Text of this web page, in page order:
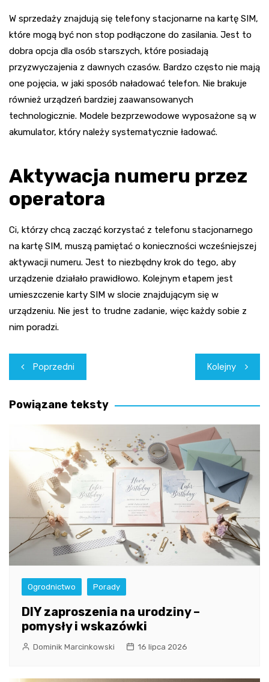
W sprzedaży znajdują się telefony stacjonarne na kartę SIM,
które mogą być non stop podłączone do zasilania. Jest to
dobra opcja dla osób starszych, które posiadają
przyzwyczajenia z dawnych czasów. Bardzo często nie mają
one pojęcia, w jaki sposób naładować telefon. Nie brakuje
również urządzeń bardziej zaawansowanych
technologicznie. Modele bezprzewodowe wyposażone są w
akumulator, który należy systematycznie ładować.
Aktywacja numeru przez
operatora
Ci, którzy chcą zacząć korzystać z telefonu stacjonarnego
na kartę SIM, muszą pamiętać o konieczności wcześniejszej
aktywacji numeru. Jest to niezbędny krok do tego, aby
urządzenie działało prawidłowo. Kolejnym etapem jest
umieszczenie karty SIM w slocie znajdującym się w
urządzeniu. Nie jest to trudne zadanie, więc każdy sobie z
nim poradzi.
Nawigacja
wpisu
Poprzedni Kolejny
Powiązane teksty
Ogrodnictwo Porady
DIY zaproszenia na urodziny –
pomysły i wskazówki
Dominik Marcinkowski 16 lipca 2026